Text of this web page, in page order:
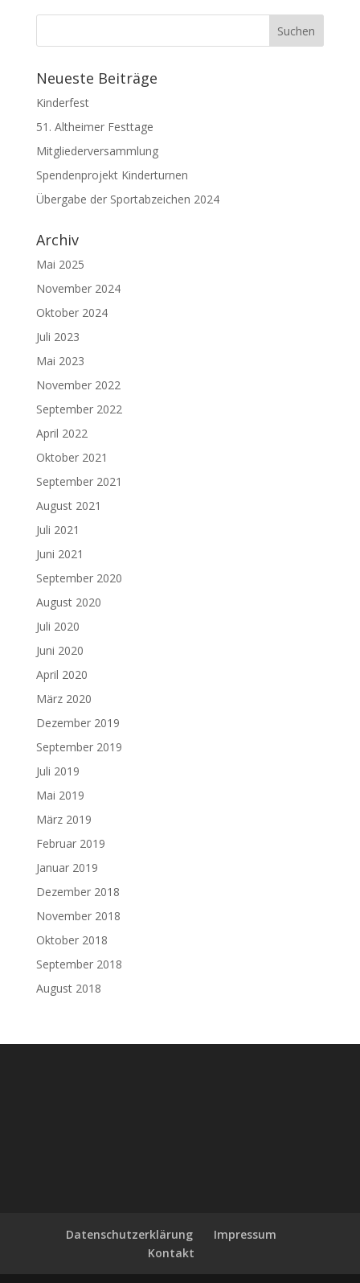
Neueste Beiträge
Kinderfest
51. Altheimer Festtage
Mitgliederversammlung
Spendenprojekt Kinderturnen
Übergabe der Sportabzeichen 2024
Archiv
Mai 2025
November 2024
Oktober 2024
Juli 2023
Mai 2023
November 2022
September 2022
April 2022
Oktober 2021
September 2021
August 2021
Juli 2021
Juni 2021
September 2020
August 2020
Juli 2020
Juni 2020
April 2020
März 2020
Dezember 2019
September 2019
Juli 2019
Mai 2019
März 2019
Februar 2019
Januar 2019
Dezember 2018
November 2018
Oktober 2018
September 2018
August 2018
Datenschutzerklärung
Impressum
Kontakt